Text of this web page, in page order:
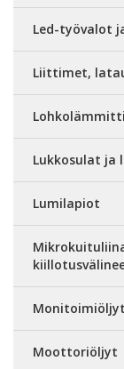
Led-työvalot
Liittimet,
Lukkosulat ja
Lumilapiot
Moottoriöljyt